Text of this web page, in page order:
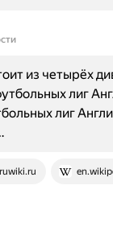
из четырёх
лиг
лиг